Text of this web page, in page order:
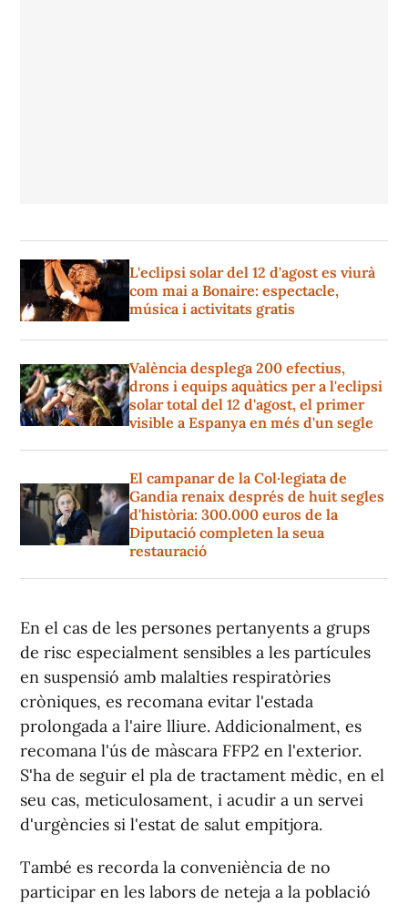
L'eclipsi solar del 12 d'agost es viurà
com mai a Bonaire: espectacle,
música i activitats gratis
València desplega 200 efectius,
drons i equips aquàtics per a l'eclipsi
solar total del 12 d'agost, el primer
visible a Espanya en més d'un segle
El campanar de la Col·legiata de
Gandia renaix després de huit segles
d'història: 300.000 euros de la
Diputació completen la seua
restauració
En el cas de les persones pertanyents a grups
de risc especialment sensibles a les partícules
en suspensió amb malalties respiratòries
cròniques, es recomana evitar l'estada
prolongada a l'aire lliure. Addicionalment, es
recomana l'ús de màscara FFP2 en l'exterior.
S'ha de seguir el pla de tractament mèdic, en el
seu cas, meticulosament, i acudir a un servei
d'urgències si l'estat de salut empitjora.
També es recorda la conveniència de no
participar en les labors de neteja a la població